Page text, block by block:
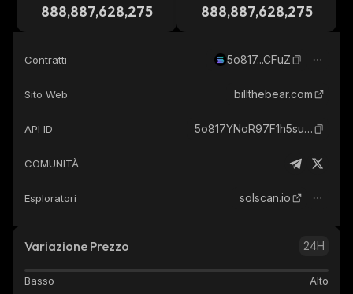
888,887,628,275 888,887,628,275
Contratti 5o817...CFuZ
Sito Web billthebear.com
API ID 5o817YNoR97F1h5suzBghwc8dP53oureRuFbgJiaCFuZ_solana
COMUNITÀ
Esploratori solscan.io
Variazione Prezzo 24H
Basso Alto